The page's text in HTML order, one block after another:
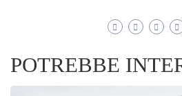
POTREBBE